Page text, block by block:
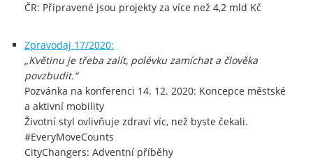
ČR: Připravené jsou projekty za více než 4,2 mld Kč
Zpravodaj 17/2020:
„Květinu je třeba zalít, polévku zamíchat a člověka
povzbudit.“
Pozvánka na konferenci 14. 12. 2020: Koncepce městské
a aktivní mobility
Životní styl ovlivňuje zdraví víc, než byste čekali.
#EveryMoveCounts
CityChangers: Adventní příběhy